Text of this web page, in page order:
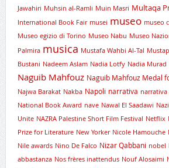
Jawahiri Muhsin al-Ramli Muin Masri Multaqa
International Book Fair musei museo museo
Museo egizio di Torino Museo Nabu Museo
Palmira musica Mustafa Wahbi Al-Tal
Bustani Nadeem Aslam Nadia Lotfy Nadia Murad
Naguib Mahfouz Naguib Mahfouz Medal
Najwa Barakat Nakba Napoli narrativa narrativa
National Book Award nave Nawal El Saadawi
Unite NAZRA Palestine Short Film Festival Netflix
Prize for Literature New Yorker Nicole Hamouche
Nile awards Nino De Falco Nizar Qabbani nobel
abbastanza Nos frères inattendus Nouf Alosaimi